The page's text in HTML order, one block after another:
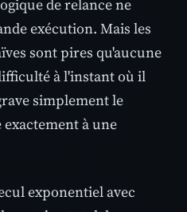
de relance ne
exécution. Mais les
sont pires qu'aucune
à l'instant où il
simplement le
à une
exponentiel avec